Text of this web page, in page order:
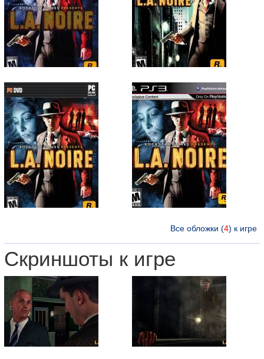
Все обложки (4) к игре
Скриншоты к игре